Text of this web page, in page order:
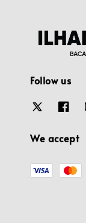
Follow us
We accept